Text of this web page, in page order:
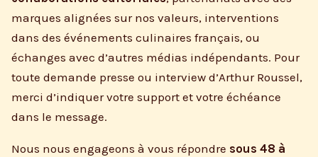
marques alignées sur nos valeurs, interventions
dans des événements culinaires français, ou
échanges avec d’autres médias indépendants. Pour
toute demande presse ou interview d’Arthur Roussel,
merci d’indiquer votre support et votre échéance
dans le message.
Nous nous engageons à vous répondre sous 48 à